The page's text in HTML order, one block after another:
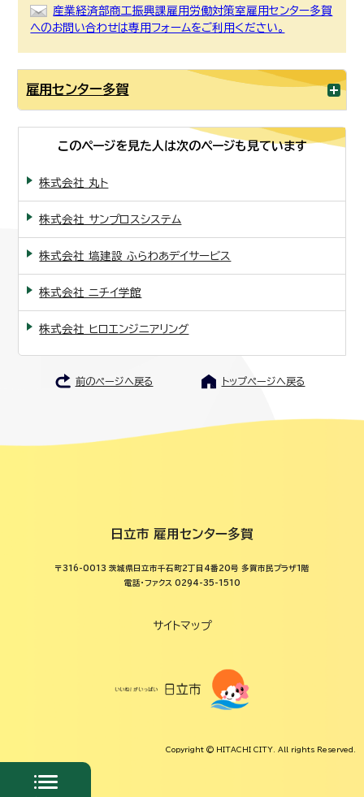
産業経済部商工振興課雇用労働対策室雇用センター多賀
へのお問い合わせは専用フォームをご利用ください。
雇用センター多賀
このページを見た人は次のページも見ています
株式会社 丸ト
株式会社 サンプロスシステム
株式会社 塙建設 ふらわあデイサービス
株式会社 ニチイ学館
株式会社 ヒロエンジニアリング
前のページへ戻る トップページへ戻る
日立市 雇用センター多賀
〒316-0013 茨城県日立市千石町2丁目4番20号 多賀市民プラザ1階
電話・ファクス 0294-35-1510
サイトマップ
Copyright © HITACHI CITY. All rights Reserved.